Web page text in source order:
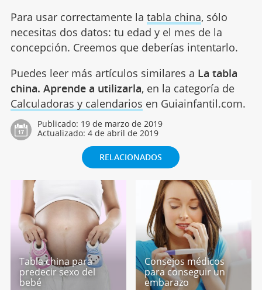
Para usar correctamente la tabla china, sólo
necesitas dos datos: tu edad y el mes de la
concepción. Creemos que deberías intentarlo.
Puedes leer más artículos similares a La tabla
china. Aprende a utilizarla, en la categoría de
Calculadoras y calendarios en Guiainfantil.com.
Publicado: 19 de marzo de 2019
Actualizado: 4 de abril de 2019
RELACIONADOS
Tabla china para
predecir sexo del
bebé
Consejos médicos
para conseguir un
embarazo